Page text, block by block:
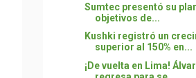
Sumtec presentó su
objetivos de...
Kushki registró un
superior al 150% en...
¡De vuelta en Lima!